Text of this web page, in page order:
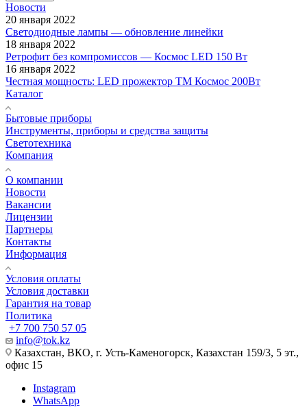
Новости
20 января 2022
Светодиодные лампы — обновление линейки
18 января 2022
Ретрофит без компромиссов — Космос LED 150 Вт
16 января 2022
Честная мощность: LED прожектор ТМ Космос 200Вт
Каталог
Бытовые приборы
Инструменты, приборы и средства защиты
Светотехника
Компания
О компании
Новости
Вакансии
Лицензии
Партнеры
Контакты
Информация
Условия оплаты
Условия доставки
Гарантия на товар
Политика
+7 700 750 57 05
info@tok.kz
Казахстан, ВКО, г. Усть-Каменогорск, Казахстан 159/3, 5 эт.,
офис 15
Instagram
WhatsApp